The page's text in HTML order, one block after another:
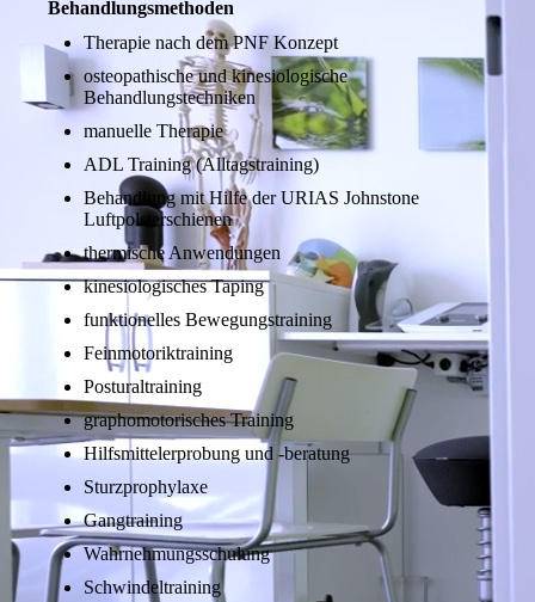
Behandlungsmethoden
Therapie nach dem PNF Konzept
osteopathische und kinesiologische
Behandlungstechniken
manuelle Therapie
ADL Training (Alltagstraining)
Behandlung mit Hilfe der URIAS Johnstone
Luftpolsterschienen
thermische Anwendungen
kinesiologisches Taping
funktionelles Bewegungstraining
Feinmotoriktraining
Posturaltraining
graphomotorisches Training
Hilfsmittelerprobung und -beratung
Sturzprophylaxe
Gangtraining
Wahrnehmungsschulung
Schwindeltraining